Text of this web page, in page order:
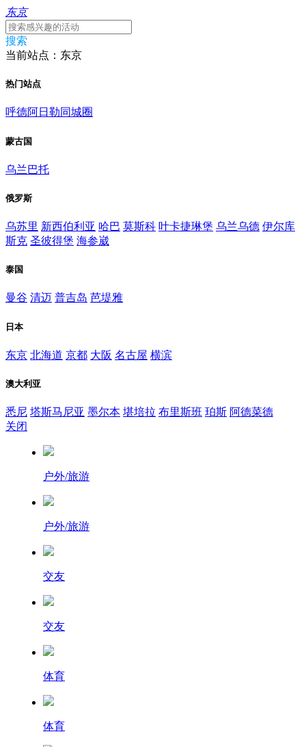
东京
搜索
当前站点：东京
热门站点
呼德阿日勒同城圈
蒙古国
乌兰巴托
俄罗斯
乌苏里 新西伯利亚 哈巴 莫斯科 叶卡捷琳堡 乌兰乌德 伊尔库
斯克 圣彼得堡 海参崴
泰国
曼谷 清迈 普吉岛 芭堤雅
日本
东京 北海道 京都 大阪 名古屋 横滨
澳大利亚
悉尼 塔斯马尼亚 墨尔本 堪培拉 布里斯班 珀斯 阿德菜德
关闭
户外/旅游
户外/旅游
交友
交友
体育
体育